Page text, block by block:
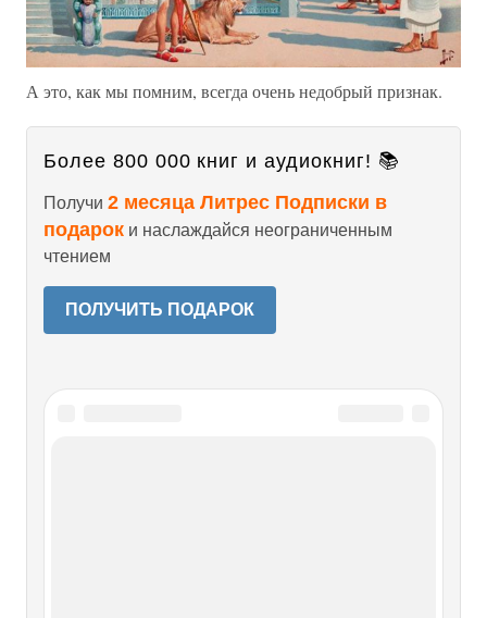
А это, как мы помним, всегда очень недобрый признак.
Более 800 000 книг и аудиокниг! 📚
Получи 2 месяца Литрес Подписки в
подарок и наслаждайся неограниченным
чтением
ПОЛУЧИТЬ ПОДАРОК